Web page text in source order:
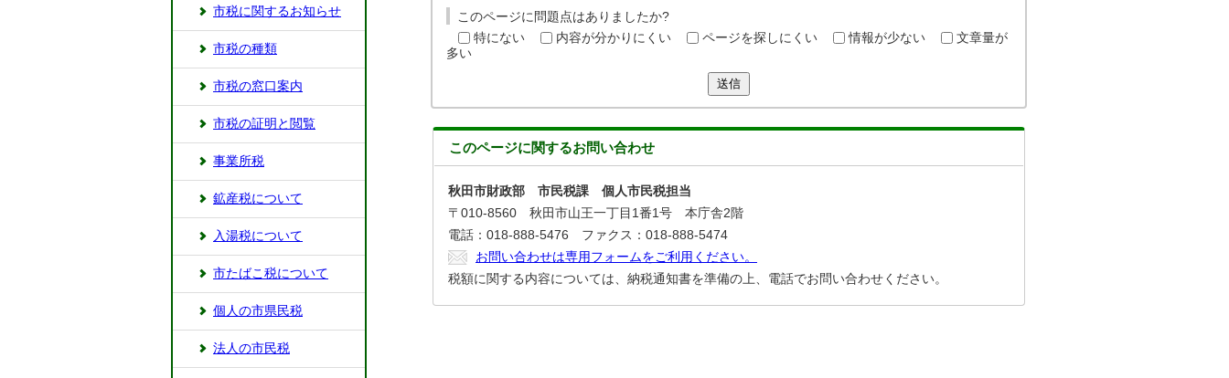
このページに問題点はありましたか?
特にない
内容が分かりにくい ページを探しにくい 情報が少ない
文章量が
多い
送信
このページに関するお問い合わせ
秋田市財政部 市民税課 個人市民税担当
〒010-8560 秋田市山王一丁目1番1号 本庁舎2階
電話：018-888-5476 ファクス：018-888-5474
お問い合わせは専用フォームをご利用ください。
税額に関する内容については、納税通知書を準備の上、電話でお問い合わせください。
市税に関するお知らせ
市税の種類
市税の窓口案内
市税の証明と閲覧
事業所税
鉱産税について
入湯税について
市たばこ税について
個人の市県民税
法人の市民税